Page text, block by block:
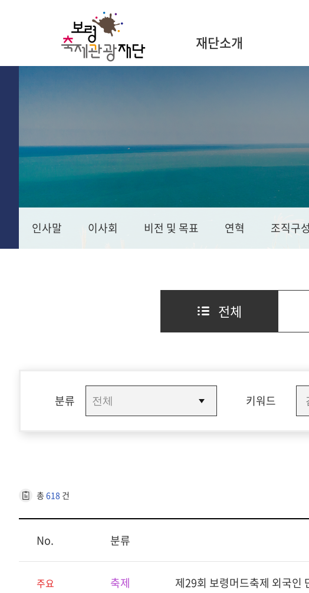
재단소개
인사말 이사회 비전 및 목표 연혁 조직구성
전체
분류 키워드
총 618 건
No. 분류
주요 축제 제29회 보령머드축제 외국인